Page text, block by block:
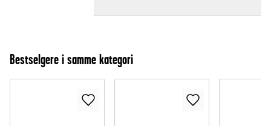
Bestselgere i samme kategori